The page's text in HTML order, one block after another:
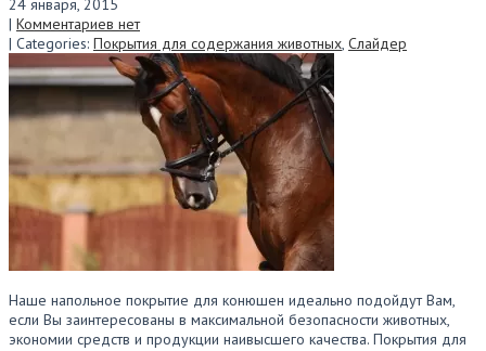
24 января, 2015
| Комментариев нет
| Categories: Покрытия для содержания животных, Слайдер
Наше напольное покрытие для конюшен идеально подойдут Вам,
если Вы заинтересованы в максимальной безопасности животных,
экономии средств и продукции наивысшего качества. Покрытия для